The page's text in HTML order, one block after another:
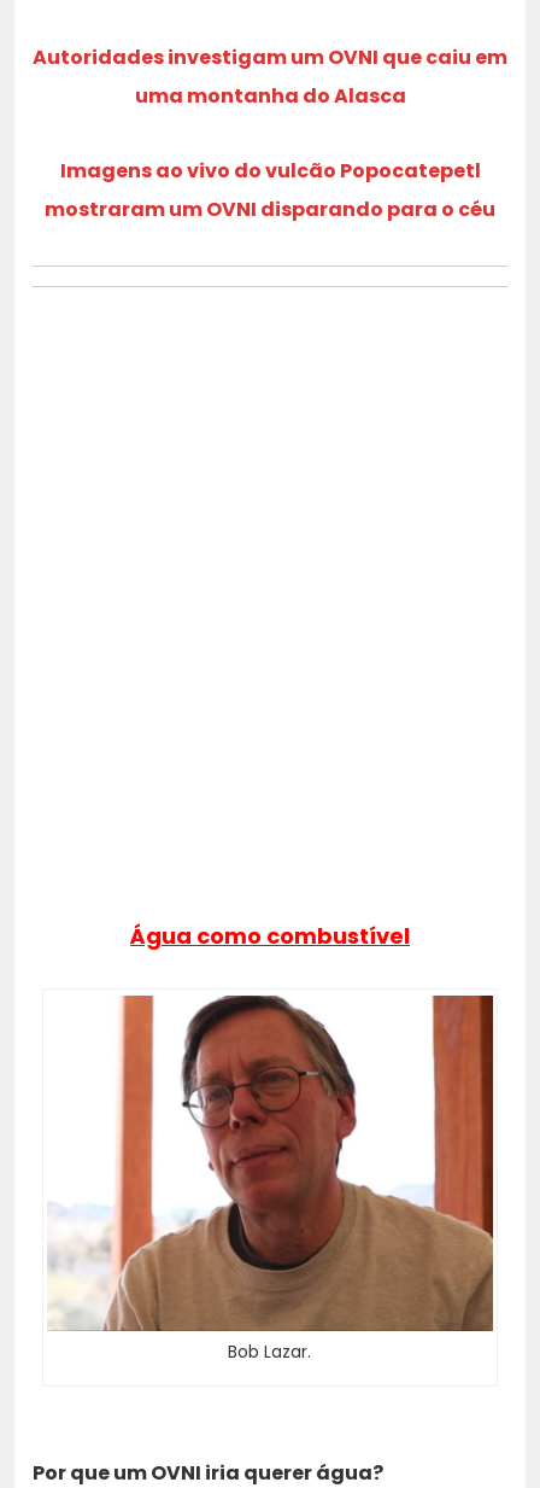
Autoridades investigam um OVNI que caiu em
uma montanha do Alasca
Imagens ao vivo do vulcão Popocatepetl
mostraram um OVNI disparando para o céu
Água como combustível
Bob Lazar.
Por que um OVNI iria querer água?